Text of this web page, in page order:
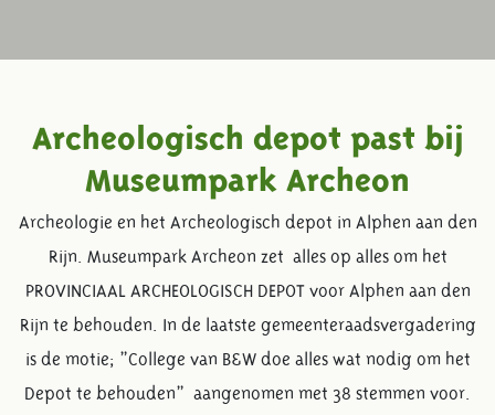
Archeologisch depot past bij
Museumpark Archeon
Archeologie en het Archeologisch depot in Alphen aan den
Rijn. Museumpark Archeon zet alles op alles om het
PROVINCIAAL ARCHEOLOGISCH DEPOT voor Alphen aan den
Rijn te behouden. In de laatste gemeenteraadsvergadering
is de motie; ”College van B&W doe alles wat nodig om het
Depot te behouden” aangenomen met 38 stemmen voor.